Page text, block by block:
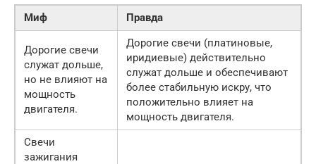
Миф Правда
Дорогие свечи
служат дольше,
но не влияют на
мощность
двигателя.
Дорогие свечи (платиновые,
иридиевые) действительно
служат дольше и обеспечивают
более стабильную искру, что
положительно влияет на
мощность двигателя.
Свечи
зажигания